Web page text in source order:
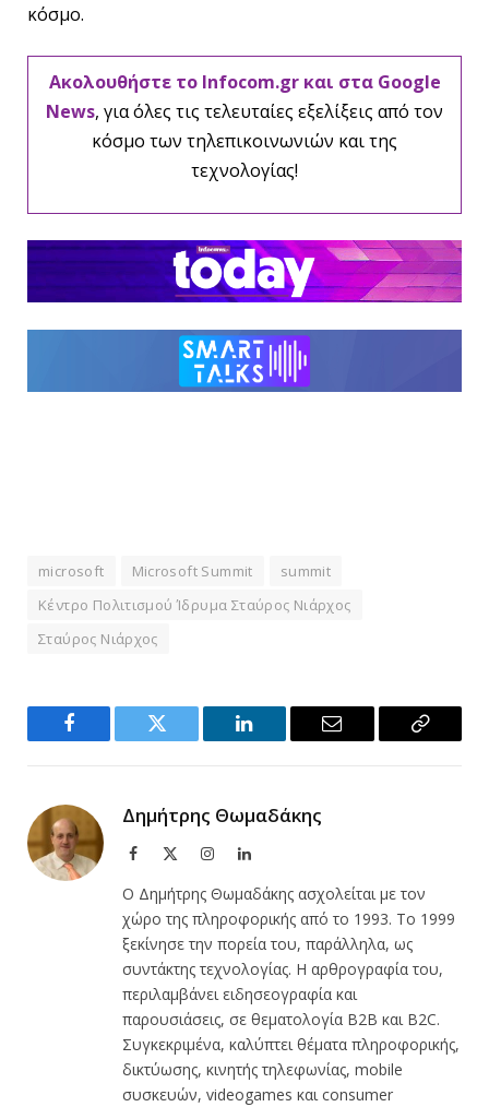
κόσμο.
Ακολουθήστε το Infocom.gr και στα Google
News, για όλες τις τελευταίες εξελίξεις από τον
κόσμο των τηλεπικοινωνιών και της
τεχνολογίας!
microsoft Microsoft Summit
summit
Κέντρο Πολιτισμού Ίδρυμα Σταύρος Νιάρχος
Σταύρος Νιάρχος
Facebook Twitter LinkedIn Email
Copy
Δημήτρης Θωμαδάκης
Facebook InstagramLinkedIn
Ο Δημήτρης Θωμαδάκης ασχολείται με τον
χώρο της πληροφορικής από το 1993. Το 1999
ξεκίνησε την πορεία του, παράλληλα, ως
συντάκτης τεχνολογίας. Η αρθρογραφία του,
περιλαμβάνει ειδησεογραφία και
παρουσιάσεις, σε θεματολογία B2B και B2C.
Συγκεκριμένα, καλύπτει θέματα πληροφορικής,
δικτύωσης, κινητής τηλεφωνίας, mobile
συσκευών, videogames και consumer